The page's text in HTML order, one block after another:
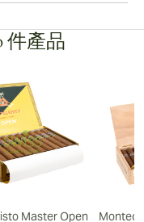
件產品
Master Open